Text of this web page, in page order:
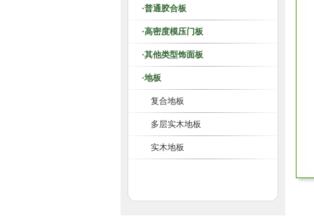
·普通胶合板
·高密度模压门板
·其他类型饰面板
·地板
复合地板
多层实木地板
实木地板